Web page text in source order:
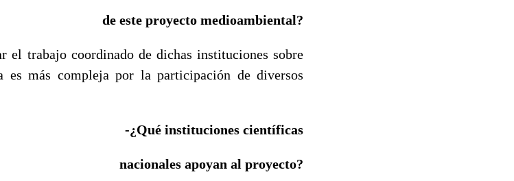
de este proyecto medioambiental?
el trabajo coordinado de dichas instituciones sobre
es más compleja por la participación de diversos
-¿Qué instituciones científicas
nacionales apoyan al proyecto?